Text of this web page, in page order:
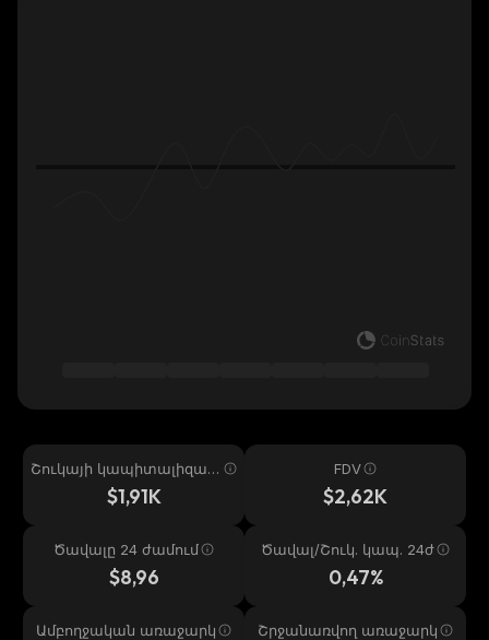
Շուկայի կապիտալիզաց
$1,91K
FDV
$2,62K
Ծավալը 24 ժամում
$8,96
Ծավալ/Շուկ. կապ. 24ժ
0,47%
Ամբողջական առաջարկ Շրջանառվող առաջարկ